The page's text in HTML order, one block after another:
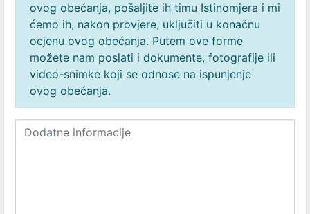
ovog obećanja, pošaljite ih timu Istinomjera i mi
ćemo ih, nakon provjere, uključiti u konačnu
ocjenu ovog obećanja. Putem ove forme
možete nam poslati i dokumente, fotografije ili
video-snimke koji se odnose na ispunjenje
ovog obećanja.